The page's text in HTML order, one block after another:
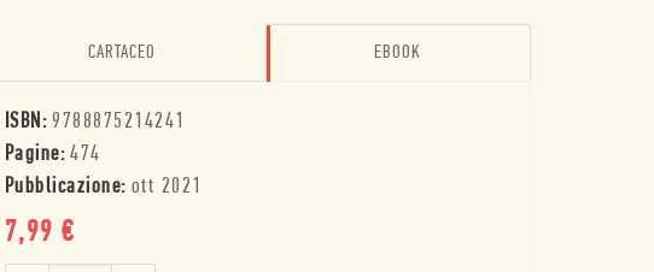
CARTACEO EBOOK
ISBN: 9788875214241
Pagine: 474
Pubblicazione: ott 2021
7,99 €